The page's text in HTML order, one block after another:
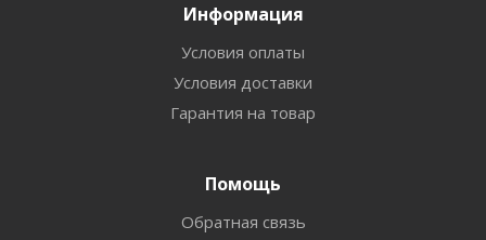
Информация
Условия оплаты
Условия доставки
Гарантия на товар
Помощь
Обратная связь